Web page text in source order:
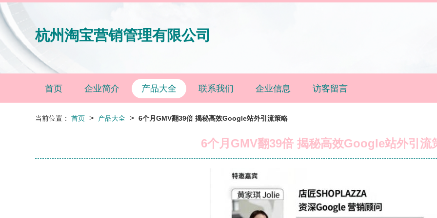
杭州淘宝营销管理有限公司
首页 企业简介 产品大全 联系我们 企业信息 访客留言
当前位置： 首页 > 产品大全 > 6个月GMV翻39倍 揭秘高效Google站外引流策略
6个月GMV翻39倍 揭秘高效Google站外引流